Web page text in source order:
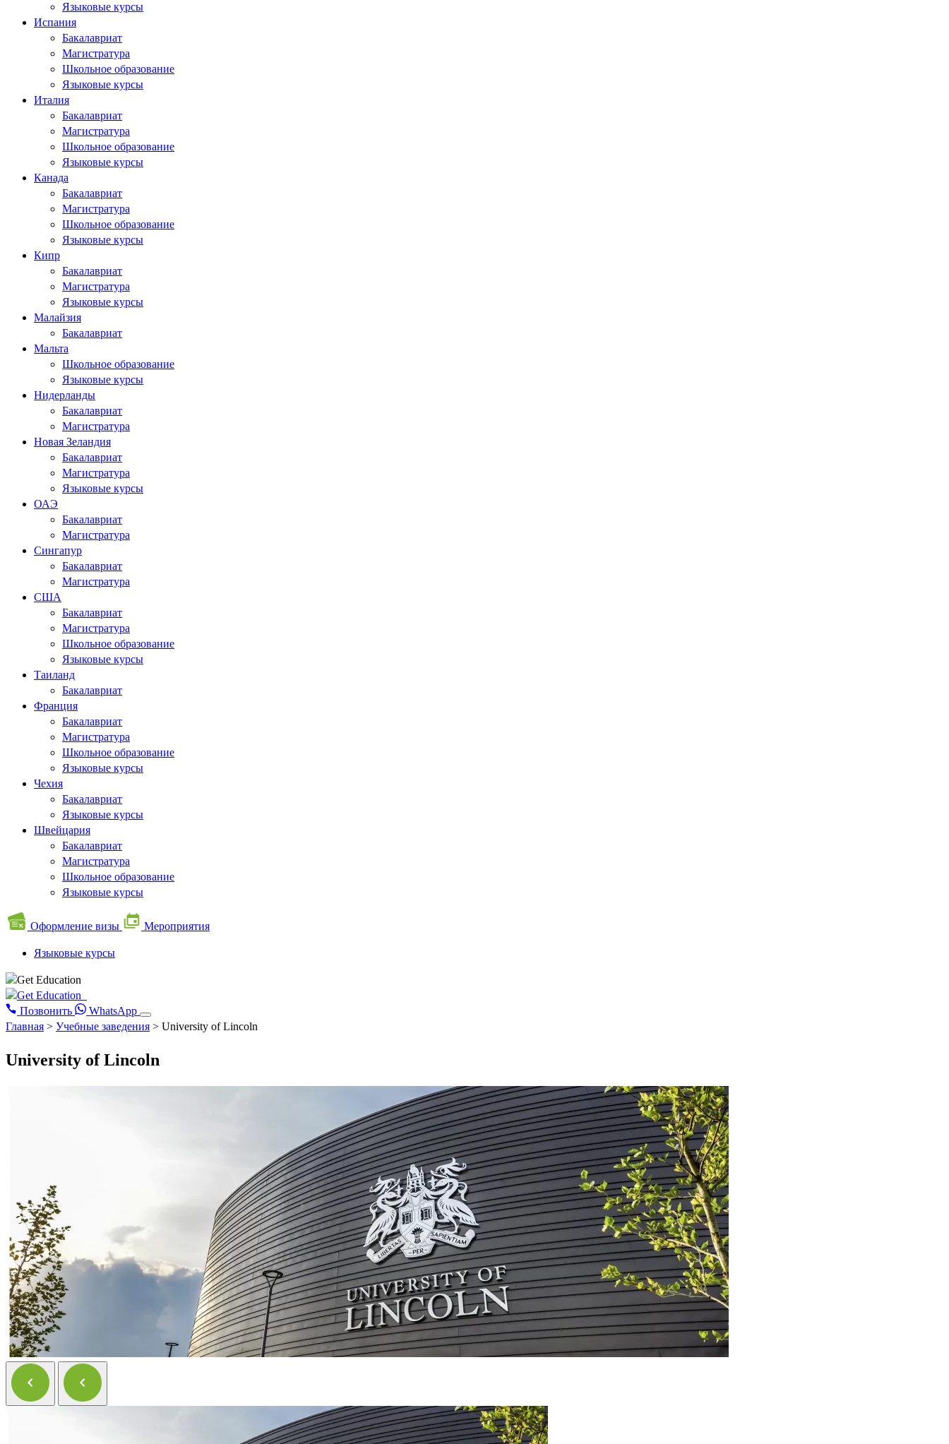
Языковые курсы
Испания
Бакалавриат
Магистратура
Школьное образование
Языковые курсы
Италия
Бакалавриат
Магистратура
Школьное образование
Языковые курсы
Канада
Бакалавриат
Магистратура
Школьное образование
Языковые курсы
Кипр
Бакалавриат
Магистратура
Языковые курсы
Малайзия
Бакалавриат
Мальта
Школьное образование
Языковые курсы
Нидерланды
Бакалавриат
Магистратура
Новая Зеландия
Бакалавриат
Магистратура
Языковые курсы
ОАЭ
Бакалавриат
Магистратура
Сингапур
Бакалавриат
Магистратура
США
Бакалавриат
Магистратура
Школьное образование
Языковые курсы
Таиланд
Бакалавриат
Франция
Бакалавриат
Магистратура
Школьное образование
Языковые курсы
Чехия
Бакалавриат
Языковые курсы
Швейцария
Бакалавриат
Магистратура
Школьное образование
Языковые курсы
Оформление визы Мероприятия
Языковые курсы
Позвонить
WhatsApp
Главная > Учебные заведения > University of Lincoln
University of Lincoln